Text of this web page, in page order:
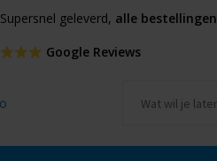
Supersnel geleverd, alle bestellingen
Google Reviews